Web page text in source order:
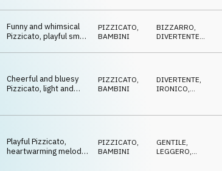
heartwarming melody,
a bit sneaky
Funny and whimsical
Pizzicato, playful small
clumsy and curious
PIZZICATO
BAMBINI
BIZZARRO
DIVERTENTE
Cheerful and bluesy
Pizzicato, light and
rhythm, sweet
PIZZICATO,
BAMBINI
DIVERTENTE,
IRONICO,
Playful Pizzicato,
heartwarming melody,
PIZZICATO,
BAMBINI
GENTILE,
LEGGERO,